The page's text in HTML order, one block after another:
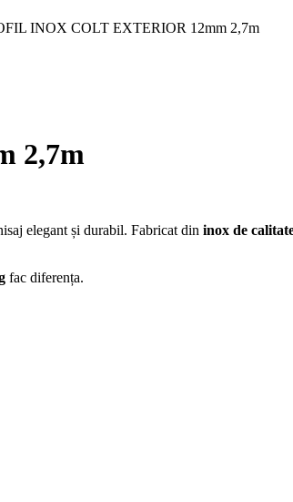
INOX COLT EXTERIOR 12mm 2,7m
2,7m
elegant și durabil. Fabricat din inox de
fac diferența.